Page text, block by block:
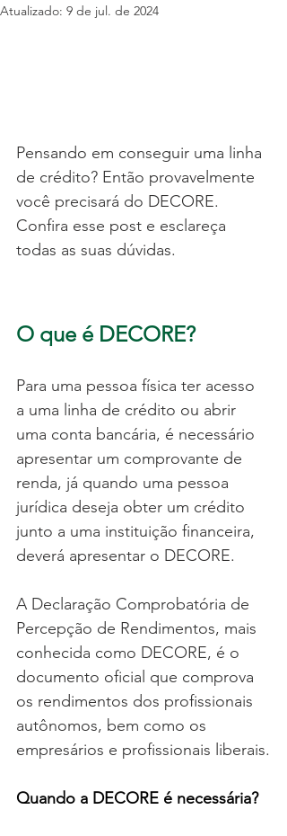
Atualizado: 9 de jul. de 2024
Pensando em conseguir uma linha
de crédito? Então provavelmente
você precisará do DECORE.
Confira esse post e esclareça
todas as suas dúvidas.
O que é DECORE?
Para uma pessoa física ter acesso
a uma linha de crédito ou abrir
uma conta bancária, é necessário
apresentar um comprovante de
renda, já quando uma pessoa
jurídica deseja obter um crédito
junto a uma instituição financeira,
deverá apresentar o DECORE.
A Declaração Comprobatória de
Percepção de Rendimentos, mais
conhecida como DECORE, é o
documento oficial que comprova
os rendimentos dos profissionais
autônomos, bem como os
empresários e profissionais liberais.
Quando a DECORE é necessária?